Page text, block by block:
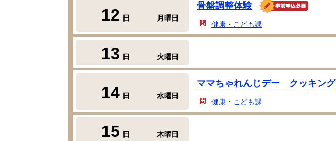
12 日 月曜日
骨盤調整体験
健康・こども課
13 日 火曜日
14 日 水曜日
ママちゃれんじデー クッキング
健康・こども課
15 日 木曜日